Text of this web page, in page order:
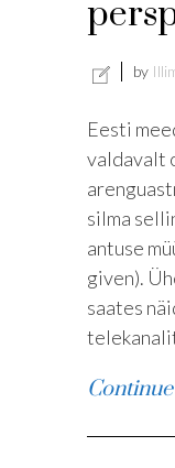
by
Eesti
valdavalt
silma
antuse
given).
saates